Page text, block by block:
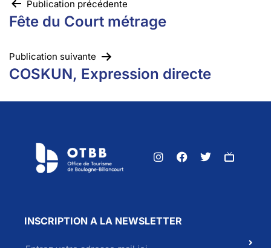
Publication précédente
Fête du Court métrage
Publication suivante
COSKUN, Expression directe
INSCRIPTION A LA NEWSLETTER